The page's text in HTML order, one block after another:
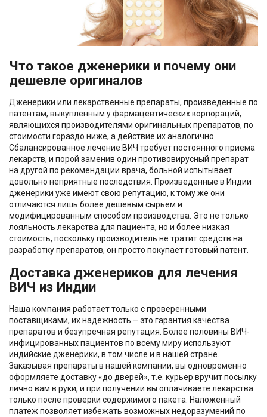
Что такое дженерики и почему они
дешевле оригиналов
Дженерики или лекарственные препараты, произведенные по
патентам, выкупленным у фармацевтических корпораций,
являющихся производителями оригинальных препаратов, по
стоимости гораздо ниже, а действие их аналогично.
Сбалансированное лечение ВИЧ требует постоянного приема
лекарств, и порой заменив один противовирусный препарат
на другой по рекомендации врача, больной испытывает
довольно неприятные последствия. Произведенные в Индии
дженерики уже имеют свою репутацию, к тому же они
отличаются лишь более дешевым сырьем и
модифицированным способом производства. Это не только
лояльность лекарства для пациента, но и более низкая
стоимость, поскольку производитель не тратит средств на
разработку препаратов, он просто покупает готовый патент.
Доставка дженериков для лечения
ВИЧ из Индии
Наша компания работает только с проверенными
поставщиками, их надежность – это гарантия качества
препаратов и безупречная репутация. Более половины ВИЧ-
инфицированных пациентов по всему миру используют
индийские дженерики, в том числе и в нашей стране.
Заказывая препараты в нашей компании, вы одновременно
оформляете доставку «до дверей», т.е. курьер вручит посылку
лично вам в руки, и при получении вы оплачиваете лекарства
только после проверки содержимого пакета. Наложенный
платеж позволяет избежать возможных недоразумений по